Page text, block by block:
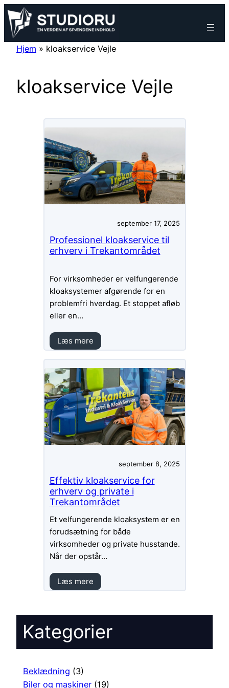
Spring
til
indhold
Hjem » kloakservice Vejle
Kategorier
Beklædning (3)
Biler og maskiner(19)
kloakservice Vejle
september 17, 2025
Professionel kloakservice til
erhverv i Trekantområdet
For virksomheder er velfungerende
kloaksystemer afgørende for en
problemfri hverdag. Et stoppet afløb
eller en…
Læs mere
september 8, 2025
Effektiv kloakservice for
erhverv og private i
Trekantområdet
Et velfungerende kloaksystem er en
forudsætning for både
virksomheder og private husstande.
Når der opstår…
Læs mere